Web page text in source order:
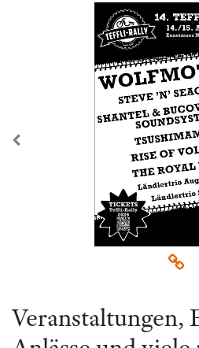
zurück
Veranstaltungen,